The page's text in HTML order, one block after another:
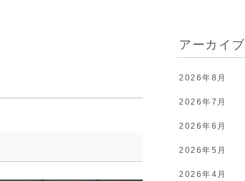
アーカイブ
2026年8月
2026年7月
2026年6月
2026年5月
2026年4月